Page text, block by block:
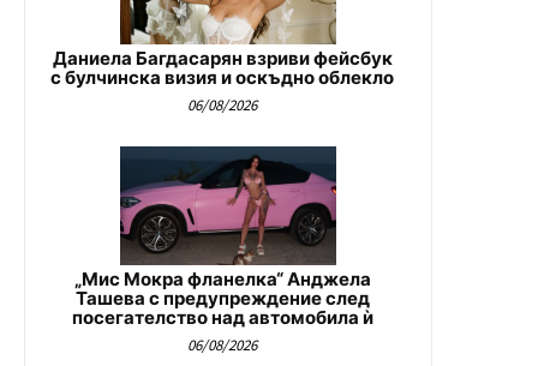
Даниела Багдасарян взриви фейсбук
с булчинска визия и оскъдно облекло
06/08/2026
„Мис Мокра фланелка“ Анджела
Ташева с предупреждение след
посегателство над автомобила ѝ
06/08/2026